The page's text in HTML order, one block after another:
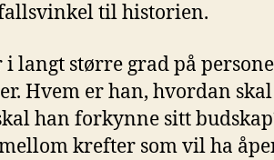
til historien.
i langt større grad på
Hvem er han, hvordan
han forkynne sitt
krefter som vil ha